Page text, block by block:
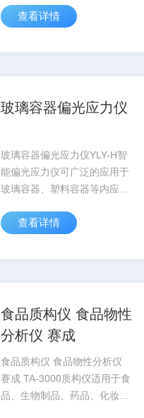
性、定量两种试验模式，利用
以准确的测量出玻璃内应力数
查看详情
玻璃容器偏光应力仪
玻璃容器偏光应力仪YLY-H智
能偏光应力仪可广泛的应用于
玻璃容器、塑料容器等内应力
定量两种试验模式，利用偏振
确的测量出玻璃内应力数值。
查看详情
食品质构仪 食品物性
分析仪 赛成
食品质构仪 食品物性分析仪
赛成 TA-3000质构仪适用于食
品、生物制品、药品、化妆品